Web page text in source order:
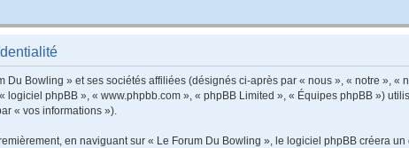
Bowling » et ses sociétés affiliées (désignés ci-après par « nous », « notre », «
phpBB », « www.phpbb.com », « phpBB Limited », « Équipes phpBB »)
« vos informations »).
en naviguant sur « Le Forum Du Bowling », le logiciel phpBB créera